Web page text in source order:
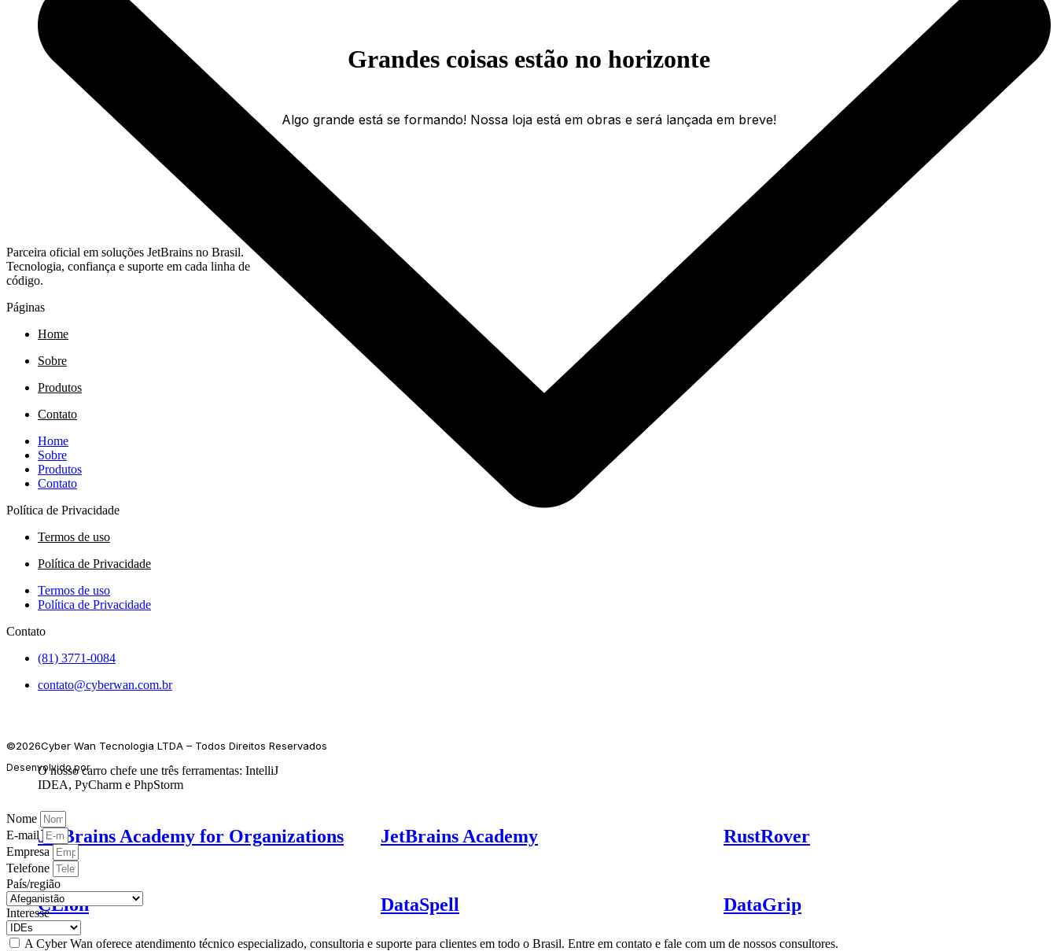
O nosso carro chefe une três ferramentas: IntelliJ
IDEA, PyCharm e PhpStorm
JetBrains Academy for Organizations JetBrains Academy RustRover
CLion DataSpell DataGrip
Grandes coisas estão no horizonte
Algo grande está se formando! Nossa loja está em obras e será lançada em breve!
Parceira oficial em soluções JetBrains no Brasil.
Tecnologia, confiança e suporte em cada linha de
código.
Páginas
Home
Sobre
Produtos
Contato
Home
Sobre
Produtos
Contato
Política de Privacidade
Termos de uso
Política de Privacidade
Termos de uso
Política de Privacidade
Contato
(81) 3771-0084
contato@cyberwan.com.br
©2026Cyber Wan Tecnologia LTDA – Todos Direitos Reservados
Desenvolvido por
Nome
E-mail
Empresa
Telefone
País/região
Interesse
A Cyber Wan oferece atendimento técnico especializado, consultoria e suporte para clientes em todo o Brasil. Entre em contato e fale com um de nossos consultores.